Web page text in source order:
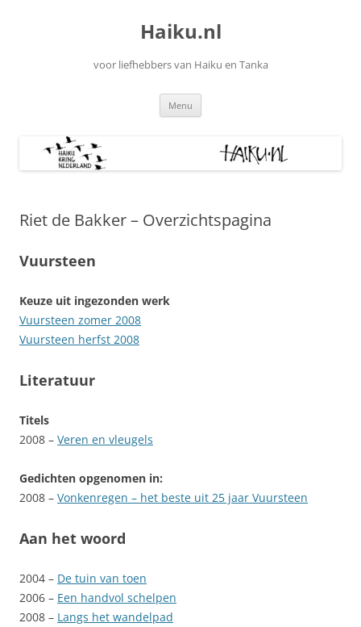
Haiku.nl
voor liefhebbers van Haiku en Tanka
Menu
Riet de Bakker – Overzichtspagina
Vuursteen
Keuze uit ingezonden werk
Vuursteen zomer 2008
Vuursteen herfst 2008
Literatuur
Titels
2008 – Veren en vleugels
Gedichten opgenomen in:
2008 – Vonkenregen – het beste uit 25 jaar Vuursteen
Aan het woord
2004 – De tuin van toen
2006 – Een handvol schelpen
2008 – Langs het wandelpad